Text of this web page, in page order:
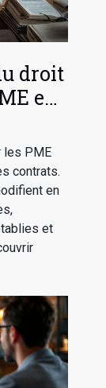
droit
en
les PME
contrats.
en
et